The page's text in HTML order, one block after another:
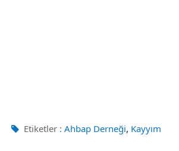
Etiketler : Ahbap Derneği, Kayyım